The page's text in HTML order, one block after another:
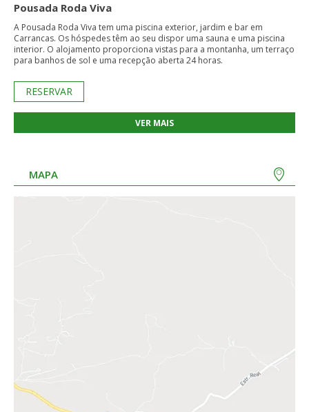
Pousada Roda Viva
A Pousada Roda Viva tem uma piscina exterior, jardim e bar em
Carrancas. Os hóspedes têm ao seu dispor uma sauna e uma piscina
interior. O alojamento proporciona vistas para a montanha, um terraço
para banhos de sol e uma recepção aberta 24 horas.
RESERVAR
VER MAIS
MAPA